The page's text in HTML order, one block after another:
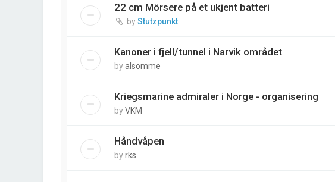
22 cm Mörsere på et ukjent batteri
byStutzpunkt
Kanoner i fjell/tunnel i Narvik området
byalsomme
Kriegsmarine admiraler i Norge - organisering
byVKM
Håndvåpen
byrks